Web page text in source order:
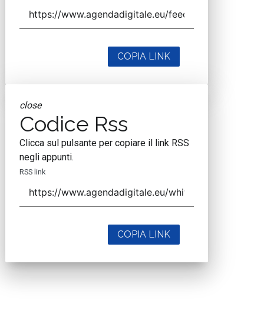
COPIA LINK
close
Codice Rss
Clicca sul pulsante per copiare il link RSS
negli appunti.
RSS link
COPIA LINK